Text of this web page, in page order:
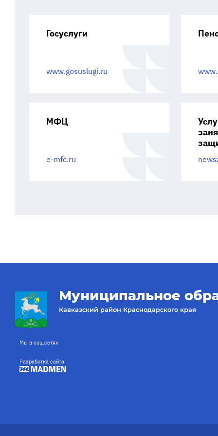
социальной стабильности
Госуслуги
www.gosuslugi.ru
МФЦ
e-mfc.ru
Муниципальное
Кавказский район Краснодарского края
Мы в соц.сетях
Разработка сайта